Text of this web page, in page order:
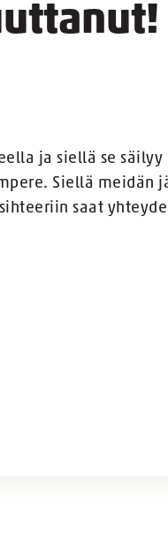
ja siellä se
Siellä meidän
saat